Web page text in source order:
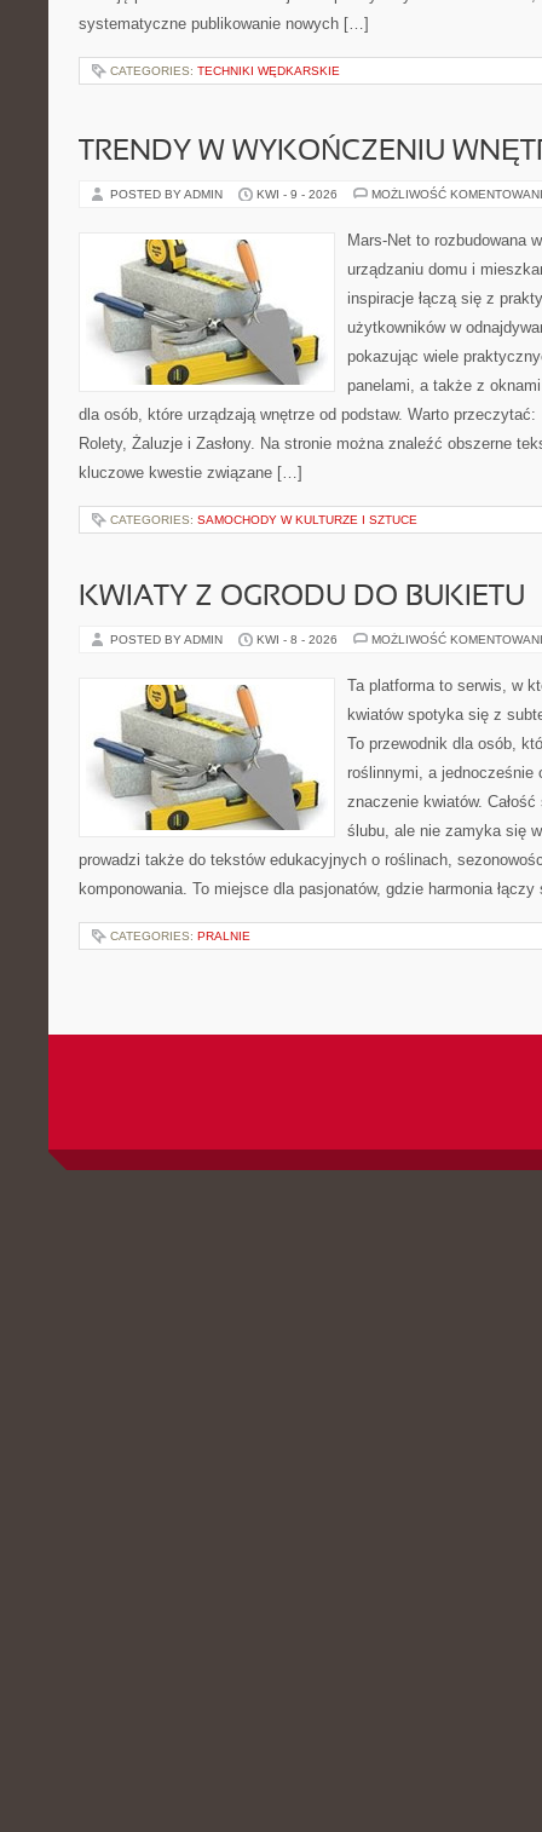
systematyczne publikowanie nowych […]
CATEGORIES: TECHNIKI WĘDKARSKIE
TRENDY W WYKOŃCZENIU
POSTED BY ADMIN KWI - 9 - 2026 MOŻLIWOŚĆ
Mars-Net to rozbudowana
urządzaniu domu i
inspiracje łączą się z
użytkowników w
pokazując wiele
panelami, a także z
dla osób, które urządzają wnętrze od podstaw. Warto przeczytać:
Rolety, Żaluzje i Zasłony. Na stronie można znaleźć obszerne
kluczowe kwestie związane […]
CATEGORIES: SAMOCHODY W KULTURZE I SZTUCE
KWIATY Z OGRODU DO BUKIETU
POSTED BY ADMIN KWI - 8 - 2026 MOŻLIWOŚĆ
Ta platforma to serwis, w
kwiatów spotyka się z
To przewodnik dla osób,
roślinnymi, a jednocześnie
znaczenie kwiatów.
ślubu, ale nie zamyka się
prowadzi także do tekstów edukacyjnych o roślinach,
komponowania. To miejsce dla pasjonatów, gdzie harmonia
CATEGORIES: PRALNIE